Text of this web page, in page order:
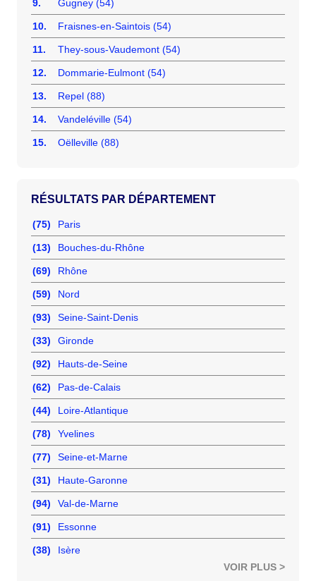
9. Gugney (54)
10. Fraisnes-en-Saintois (54)
11. They-sous-Vaudemont (54)
12. Dommarie-Eulmont (54)
13. Repel (88)
14. Vandeléville (54)
15. Oëlleville (88)
RÉSULTATS PAR DÉPARTEMENT
(75) Paris
(13) Bouches-du-Rhône
(69) Rhône
(59) Nord
(93) Seine-Saint-Denis
(33) Gironde
(92) Hauts-de-Seine
(62) Pas-de-Calais
(44) Loire-Atlantique
(78) Yvelines
(77) Seine-et-Marne
(31) Haute-Garonne
(94) Val-de-Marne
(91) Essonne
(38)
Isère
VOIR PLUS >